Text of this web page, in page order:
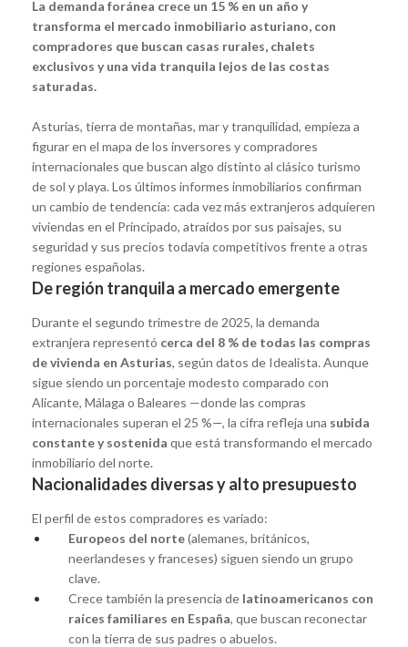
La demanda foránea crece un 15 % en un año y
transforma el mercado inmobiliario asturiano, con
compradores que buscan casas rurales, chalets
exclusivos y una vida tranquila lejos de las costas
saturadas.
Asturias, tierra de montañas, mar y tranquilidad, empieza a
figurar en el mapa de los inversores y compradores
internacionales que buscan algo distinto al clásico turismo
de sol y playa. Los últimos informes inmobiliarios confirman
un cambio de tendencia: cada vez más extranjeros adquieren
viviendas en el Principado, atraídos por sus paisajes, su
seguridad y sus precios todavía competitivos frente a otras
regiones españolas.
De región tranquila a mercado emergente
Durante el segundo trimestre de 2025, la demanda
extranjera representó cerca del 8 % de todas las compras
de vivienda en Asturias, según datos de Idealista. Aunque
sigue siendo un porcentaje modesto comparado con
Alicante, Málaga o Baleares —donde las compras
internacionales superan el 25 %—, la cifra refleja una subida
constante y sostenida que está transformando el mercado
inmobiliario del norte.
Nacionalidades diversas y alto presupuesto
El perfil de estos compradores es variado:
Europeos del norte(alemanes, británicos,
neerlandeses y franceses) siguen siendo un grupo
clave.
Crece también la presencia de latinoamericanos con
raíces familiares en España, que buscan reconectar
con la tierra de sus padres o abuelos.